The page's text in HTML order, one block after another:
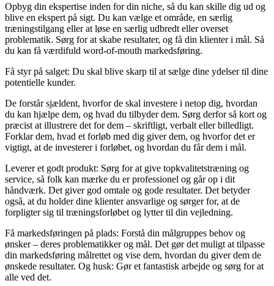
Opbyg din ekspertise inden for din niche, så du kan skille dig ud og
blive en ekspert på sigt. Du kan vælge et område, en særlig
træningstilgang eller at løse en særlig udbredt eller overset
problematik. Sørg for at skabe resultater, og få din klienter i mål. Så
du kan få værdifuld word-of-mouth markedsføring.
Få styr på salget: Du skal blive skarp til at sælge dine ydelser til dine
potentielle kunder.
De forstår sjældent, hvorfor de skal investere i netop dig, hvordan
du kan hjælpe dem, og hvad du tilbyder dem. Sørg derfor så kort og
præcist at illustrere det for dem – skriftligt, verbalt eller billedligt.
Forklar dem, hvad et forløb med dig giver dem, og hvorfor det er
vigtigt, at de investerer i forløbet, og hvordan du får dem i mål.
Leverer et godt produkt: Sørg for at give topkvalitetstræning og
service, så folk kan mærke du er professionel og går op i dit
håndværk. Det giver god omtale og gode resultater. Det betyder
også, at du holder dine klienter ansvarlige og sørger for, at de
forpligter sig til træningsforløbet og lytter til din vejledning.
Få markedsføringen på plads: Forstå din målgruppes behov og
ønsker – deres problematikker og mål. Det gør det muligt at tilpasse
din markedsføring målrettet og vise dem, hvordan du giver dem de
ønskede resultater. Og husk: Gør et fantastisk arbejde og sørg for at
alle ved det.